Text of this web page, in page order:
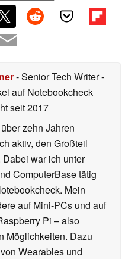
- Senior Tech Writer-
auf Notebookcheck
seit 2017
zehn Jahren
aktiv, den Großteil
war ich unter
ComputerBase tätig
Mein
auf Mini-PCs und auf
Pi – also
Möglichkeiten. Dazu
Wearables und